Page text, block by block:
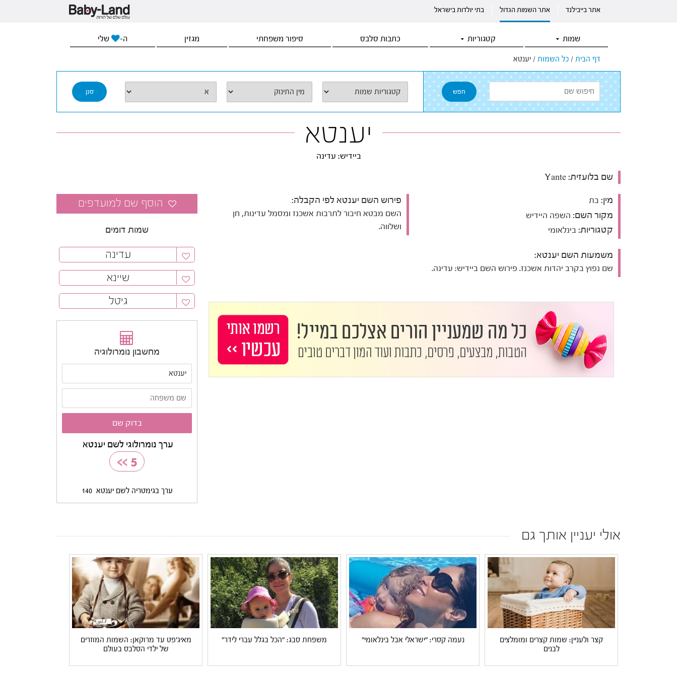
אתר בייבילנד אתר השמות הגדול בתי יולדות בישראל
שמות קטגוריות כתבות סלבס סיפור משפחתי מגזין ה- שלי
דף הבית / כל השמות / יענטא
יענטא
ביידיש: עדינה
שם בלועזית:
מין: בת
מקור השם: השפה היידיש
קטגוריות: בינלאומי
משמעות השם יענטא:
שם נפוץ בקרב יהדות אשכנז. פירוש השם ביידיש: עדינה.
פירוש השם יענטא לפי הקבלה:
השם מבטא חיבור לתרבות אשכנז ומסמל עדינות, חן
ושלווה.
שמות דומים
עדינה
שיינא
גיטל
מחשבון נומרולוגיה
ערך נומרולוגי לשם יענטא
5
>>
ערך בגימטריה לשם יענטא 140
אולי יעניין אותך גם
קצר ולעניין: שמות קצרים ומומלצים
לבנים
נעמה קסרי: "ישראלי אבל בינלאומי" משפחת סבג: "הכל בגלל עברי לידר"
מאיג'פט עד מרוקאן: השמות המוזרים
של ילדי הסלבס בעולם